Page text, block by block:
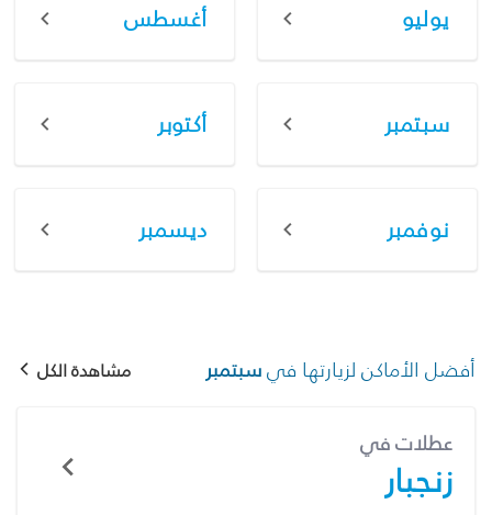
يوليو أغسطس
سبتمبر أكتوبر
نوفمبر ديسمبر
أفضل الأماكن لزيارتها فيسبتمبر مشاهدة الكل
عطلات في
زنجبار